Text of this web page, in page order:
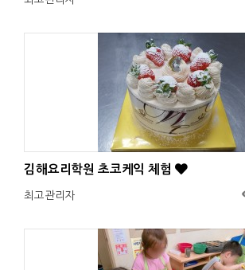
김해요리학원 초코케익 체험
최고관리자